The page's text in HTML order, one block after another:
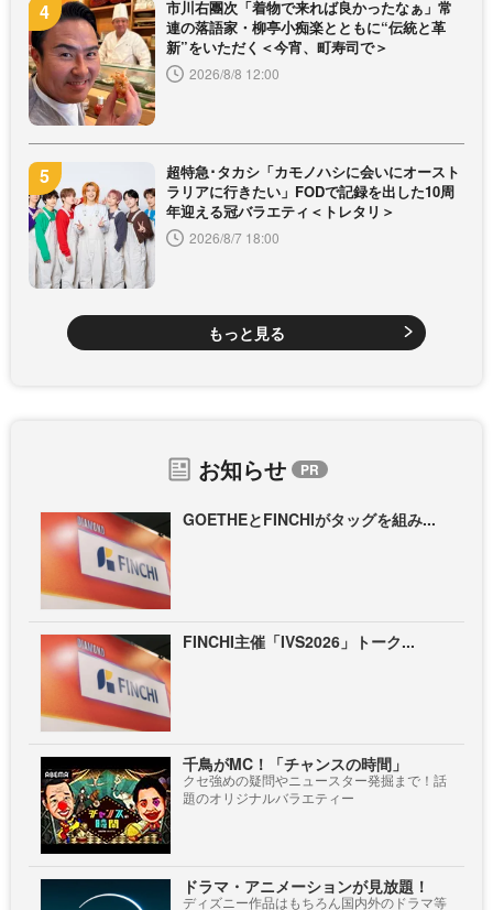
市川右團次「着物で来れば良かったなぁ」常
連の落語家・柳亭小痴楽とともに“伝統と革
新”をいただく＜今宵、町寿司で＞
2026/8/8 12:00
超特急･タカシ「カモノハシに会いにオースト
ラリアに行きたい」FODで記録を出した10周
年迎える冠バラエティ＜トレタリ＞
2026/8/7 18:00
もっと見る
お知らせ
GOETHEとFINCHIがタッグを組み...
FINCHI主催「IVS2026」トーク...
千鳥がMC！「チャンスの時間」
クセ強めの疑問やニュースター発掘まで！話
題のオリジナルバラエティー
ドラマ・アニメーションが見放題！
ディズニー作品はもちろん国内外のドラマ等